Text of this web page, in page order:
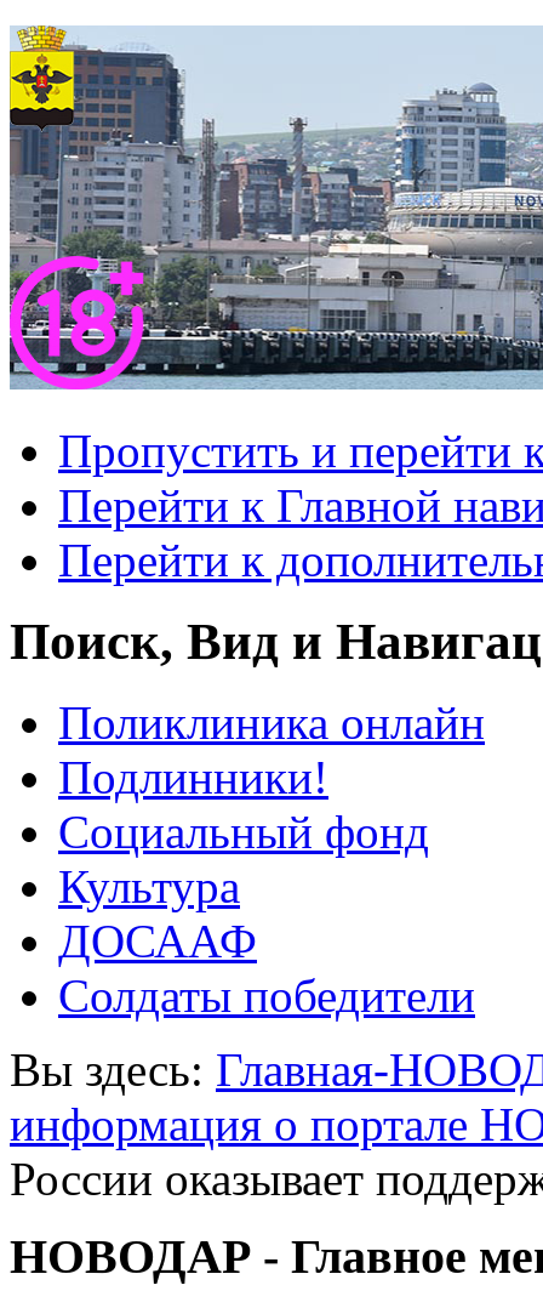
Пропустить и перейти
Перейти к Главной
Перейти к
Поиск, Вид и
Поликлиника онлайн
Подлинники!
Социальный фонд
Культура
ДОСААФ
Солдаты победители
Вы здесь: Главная-
информация о портале
России оказывает
НОВОДАР - Главное